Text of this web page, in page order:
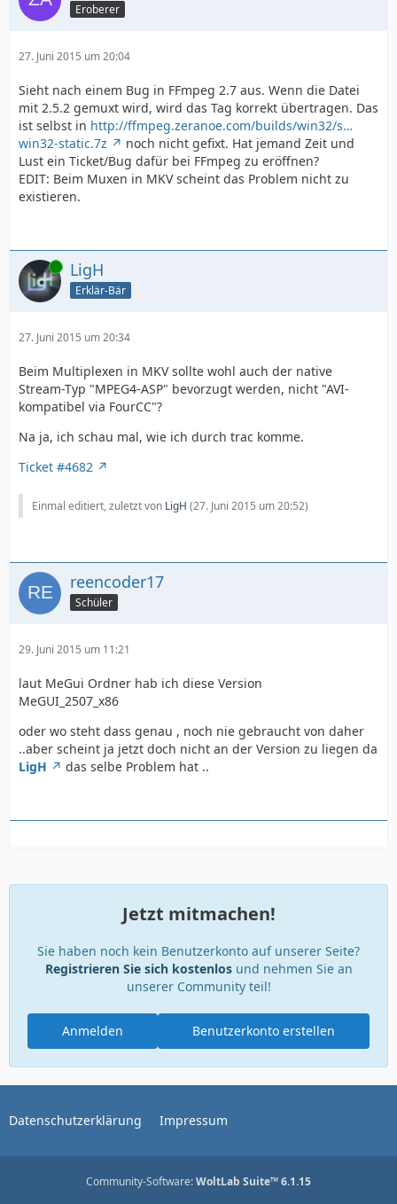
Eroberer
27. Juni 2015 um 20:04
Sieht nach einem Bug in FFmpeg 2.7 aus. Wenn die Datei
mit 2.5.2 gemuxt wird, wird das Tag korrekt übertragen. Das
ist selbst in http://ffmpeg.zeranoe.com/builds/win32/s…
win32-static.7z
noch nicht gefixt. Hat jemand Zeit und
Lust ein Ticket/Bug dafür bei FFmpeg zu eröffnen?
EDIT: Beim Muxen in MKV scheint das Problem nicht zu
existieren.
Online LigH
Erklär-Bär
27. Juni 2015 um 20:34
Beim Multiplexen in MKV sollte wohl auch der native
Stream-Typ "MPEG4-ASP" bevorzugt werden, nicht "AVI-
kompatibel via FourCC"?
Na ja, ich schau mal, wie ich durch trac komme.
Ticket #4682
Einmal editiert, zuletzt von LigH (27. Juni 2015 um 20:52)
reencoder17
Schüler
29. Juni 2015 um 11:21
laut MeGui Ordner hab ich diese Version
MeGUI_2507_x86
oder wo steht dass genau , noch nie gebraucht von daher
..aber scheint ja jetzt doch nicht an der Version zu liegen da
LigH
das selbe Problem hat ..
Jetzt mitmachen!
Sie haben noch kein Benutzerkonto auf unserer Seite?
Registrieren Sie sich kostenlosund nehmen Sie an
unserer Community teil!
Benutzerkonto erstellen
Anmelden
Datenschutzerklärung Impressum
Community-Software:WoltLab Suite™ 6.1.15